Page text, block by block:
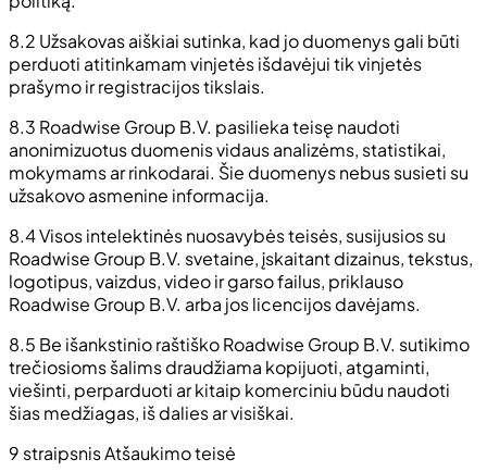
8.2 Užsakovas aiškiai sutinka, kad jo duomenys gali būti
perduoti atitinkamam vinjetės išdavėjui tik vinjetės
prašymo ir registracijos tikslais.
8.3 Roadwise Group B.V. pasilieka teisę naudoti
anonimizuotus duomenis vidaus analizėms, statistikai,
mokymams ar rinkodarai. Šie duomenys nebus susieti su
užsakovo asmenine informacija.
8.4 Visos intelektinės nuosavybės teisės, susijusios su
Roadwise Group B.V. svetaine, įskaitant dizainus, tekstus,
logotipus, vaizdus, video ir garso failus, priklauso
Roadwise Group B.V. arba jos licencijos davėjams.
8.5 Be išankstinio raštiško Roadwise Group B.V. sutikimo
trečiosioms šalims draudžiama kopijuoti, atgaminti,
viešinti, perparduoti ar kitaip komerciniu būdu naudoti
šias medžiagas, iš dalies ar visiškai.
9 straipsnis Atšaukimo teisė